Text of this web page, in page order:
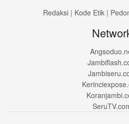
Redaksi | Kode Etik |